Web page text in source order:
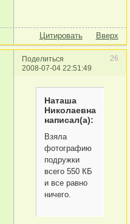
Цитировать Вверх
Поделиться
26
2008-07-04 22:51:49
Наташа
Николаевна
написал(а):
Взяла
фотографию
подружки
всего 550 КБ
и все равно
ничего.